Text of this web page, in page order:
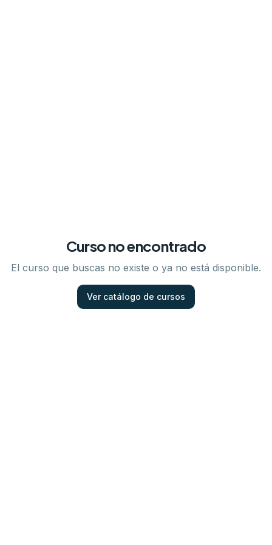
Curso no encontrado
El curso que buscas no existe o ya no está disponible.
Ver catálogo de cursos